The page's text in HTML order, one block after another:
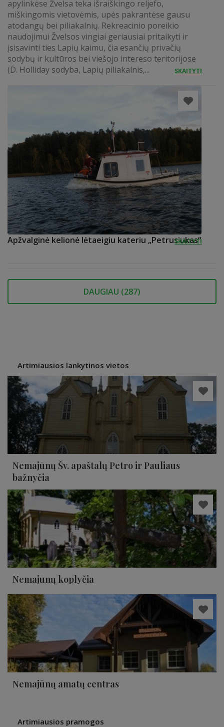
apylinkėse Žvelsa teka išraiškingo reljefo,
miškingomis vietovėmis, upės pakrantėse gausu
atodangų bei piliakalnių. Rekreacinio poreikio
naudojimui Žvelsos vingiai geriausiai pritaikyti ir
įsisavinti ties Lapių kaimu, čia esančių privačių
sodybų ir kultūros bei viešojo intereso teritorijose
(D. Holliday sodyba, Lapių piliakalnis,...
SKAITYTI
Apžvalginė kelionė lėtaeigiu kateriu „Petrusiukas“
SKAITYTI
DAUGIAU (287)
Artimiausios lankytinos vietos
Nemajūnų Šv. apaštalų Petro ir Pauliaus
bažnyčia
Nemajūnų koplyčia
Nemajūnų amatų centras
Artimiausios pramogos